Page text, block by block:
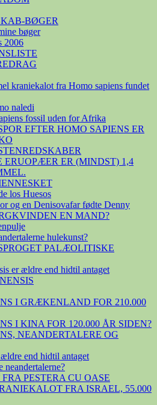
BØGER
bøger
2006
kraniekalot fra Homo sapiens fundet
naledi
fossil uden for Afrika
EFTER HOMO SAPIENS ER
ER (MINDST) 1,4
los Huesos
og en Denisovafar fødte Denny
EN MAND?
hulekunst?
PALÆOLITISKE
er ældre end hidtil antaget
I GRÆKENLAND FOR 210.000
I KINA FOR 120.000 ÅR SIDEN?
NEANDERTALERE OG
end hidtil antaget
neandertalerne?
PESTERA CU OASE
FRA ISRAEL, 55.000